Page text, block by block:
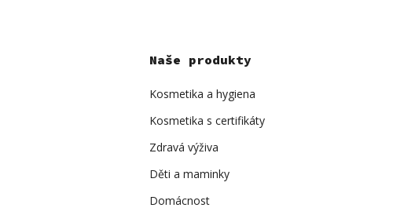
Naše produkty
Kosmetika a hygiena
Kosmetika s certifikáty
Zdravá výživa
Děti a maminky
Domácnost